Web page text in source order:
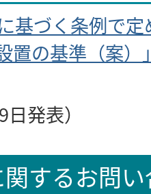
基づく条例で
置の基準（案
発表）
するお問